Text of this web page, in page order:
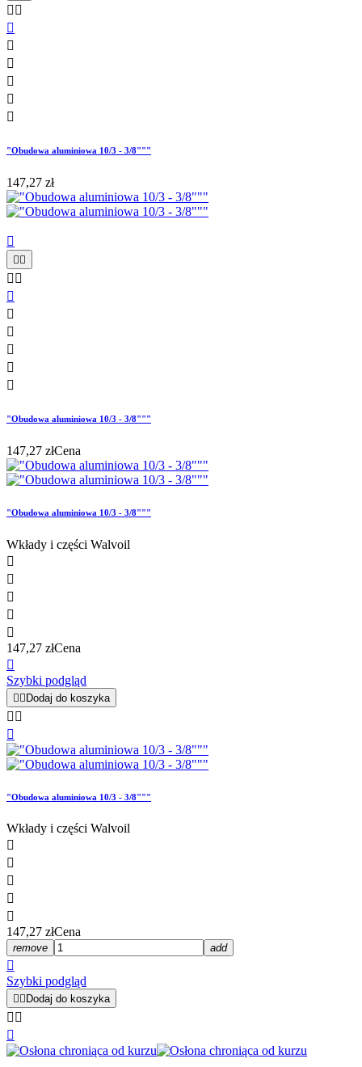
 






"Obudowa aluminiowa 10/3 - 3/8"""
147,27 zł


 






"Obudowa aluminiowa 10/3 - 3/8"""
147,27 złCena
"Obudowa aluminiowa 10/3 - 3/8"""
Wkłady i części Walvoil





147,27 złCena

Szybki podgląd
Dodaj do koszyka
 

"Obudowa aluminiowa 10/3 - 3/8"""
Wkłady i części Walvoil





147,27 złCena
remove add

Szybki podgląd
  Dodaj do koszyka
 
